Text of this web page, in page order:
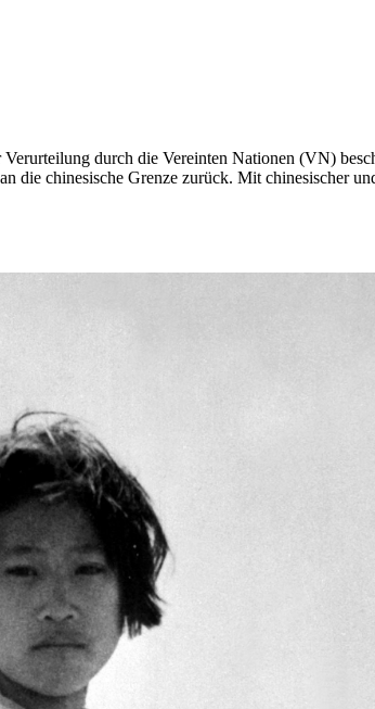
Verurteilung durch die Vereinten Nationen (VN)
an die chinesische Grenze zurück. Mit chinesischer